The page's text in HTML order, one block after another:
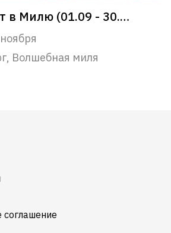
Осенний билет в Милю (01.09 - 30.11)
Волшебная миля
соглашение